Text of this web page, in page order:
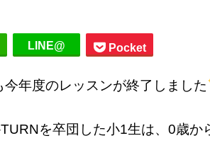
LINE@ Pocket
年度のレッスンが終了しました
を卒団した小1生は、0歳か